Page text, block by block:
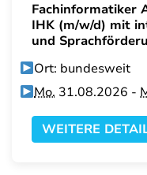
Fachinformatiker
IHK (m/w/d) mit
und
Ort: bundesweit
Mo. 31.08.2026 -
WEITERE